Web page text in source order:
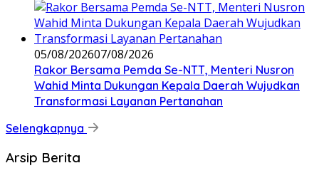
05/08/202607/08/2026
Rakor Bersama Pemda Se-NTT, Menteri Nusron
Wahid Minta Dukungan Kepala Daerah Wujudkan
Transformasi Layanan Pertanahan
Selengkapnya
Arsip Berita